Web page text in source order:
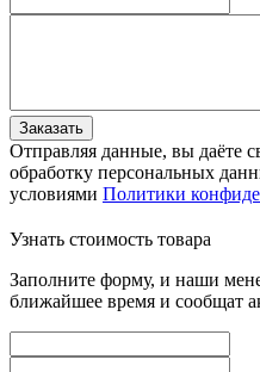
Заказать
Отправляя данные, вы даёте
обработку персональных
условиями Политики
Узнать стоимость товара
Заполните форму, и наши
ближайшее время и сообщат